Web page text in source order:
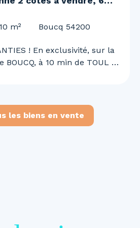
m² Boucq 54200
! En exclusivité, sur la
à 10 min de TOUL et
4 chambres, garage double,
solaire.. et bien d'autre à
les biens en vente